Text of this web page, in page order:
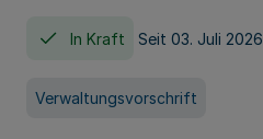
In Kraft Seit 03. Juli 2026
Verwaltungsvorschrift